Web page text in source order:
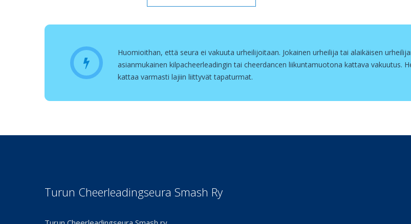
Huomioithan, että seura ei vakuuta urheilijoitaan. Jokainen urheilija tai alaikäisen
asianmukainen kilpacheerleadingin tai cheerdancen liikuntamuotona kattava vakuutus.
kattaa varmasti lajiin liittyvät tapaturmat.
Turun Cheerleadingseura Smash Ry